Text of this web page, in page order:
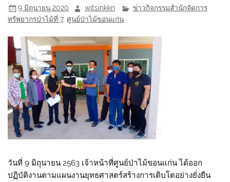
9 มิถุนายน 2020 witsinkkn
ข่าวกิจกรรมสำนักจัดการ
ทรัพยากรป่าไม้ที่ 7,ศูนย์ป่าไม้ขอนแก่น
วันที่ 9 มิถุนายน 2563 เจ้าหน้าที่ศูนย์ป่าไม้ขอนแก่น ได้ออก
ปฏิบัติงานตามแผนงานยุทธศาสตร์สร้างการเติบโตอย่างยั่งยืน